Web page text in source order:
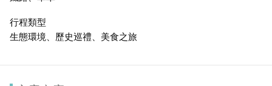
行程類型
生態環境、歷史巡禮、美食之旅